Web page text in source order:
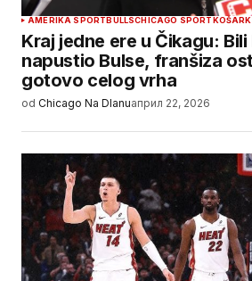
AMERIKA SPORT BULLSCHICAGO SPORT
Kraj jedne ere u Čikagu:
napustio Bulse, franšiza
gotovo celog vrha
od Chicago Na Dlanuаприл 22, 2026